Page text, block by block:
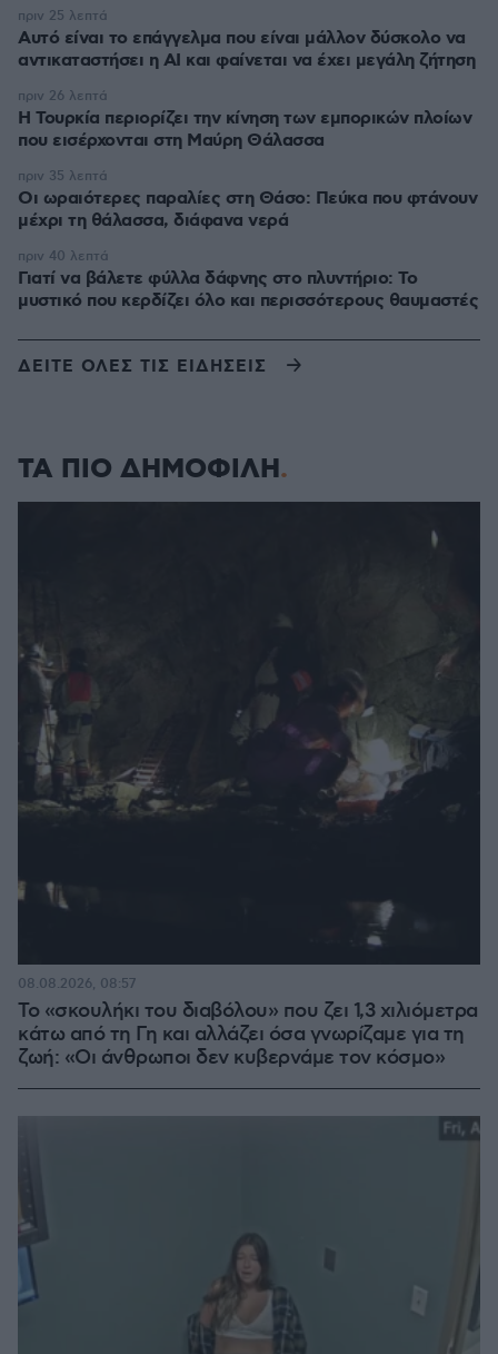
Αυτό είναι το επάγγελμα που είναι μάλλον δύσκολο να
αντικαταστήσει η AI και φαίνεται να έχει μεγάλη ζήτηση
πριν 25 λεπτά
Η Τουρκία περιορίζει την κίνηση των εμπορικών πλοίων
που εισέρχονται στη Μαύρη Θάλασσα
πριν 26 λεπτά
Οι ωραιότερες παραλίες στη Θάσο: Πεύκα που φτάνουν
μέχρι τη θάλασσα, διάφανα νερά
πριν 35 λεπτά
Γιατί να βάλετε φύλλα δάφνης στο πλυντήριο: Το
μυστικό που κερδίζει όλο και περισσότερους θαυμαστές
πριν 40 λεπτά
ΔΕΙΤΕ ΟΛΕΣ ΤΙΣ ΕΙΔΗΣΕΙΣ
ΤΑ ΠΙΟ ΔΗΜΟΦΙΛΗ
Το «σκουλήκι του διαβόλου» που ζει 1,3 χιλιόμετρα
κάτω από τη Γη και αλλάζει όσα γνωρίζαμε για τη
ζωή: «Οι άνθρωποι δεν κυβερνάμε τον κόσμο»
08.08.2026, 08:57